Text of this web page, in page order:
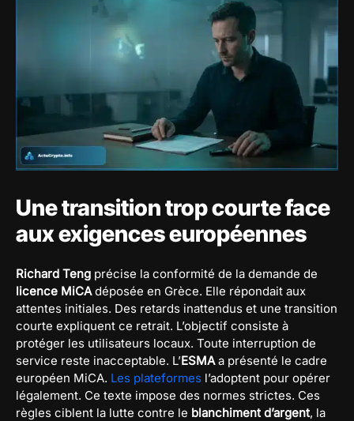
Une transition trop courte face
aux exigences européennes
Richard Teng précise la conformité de la demande de
licence MiCAdéposée en Grèce. Elle répondait aux
attentes initiales. Des retards inattendus et une transition
courte expliquent ce retrait. L’objectif consiste à
protéger les utilisateurs locaux. Toute interruption de
service reste inacceptable. L’ESMAa présenté le cadre
européen MiCA. Les plateformes l’adoptent pour opérer
légalement. Ce texte impose des normes strictes. Ces
règles ciblent la lutte contre le blanchiment d’argent, la